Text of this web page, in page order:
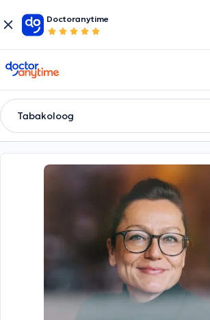
Doctoranytime
doctoranytime
Tabakoloog